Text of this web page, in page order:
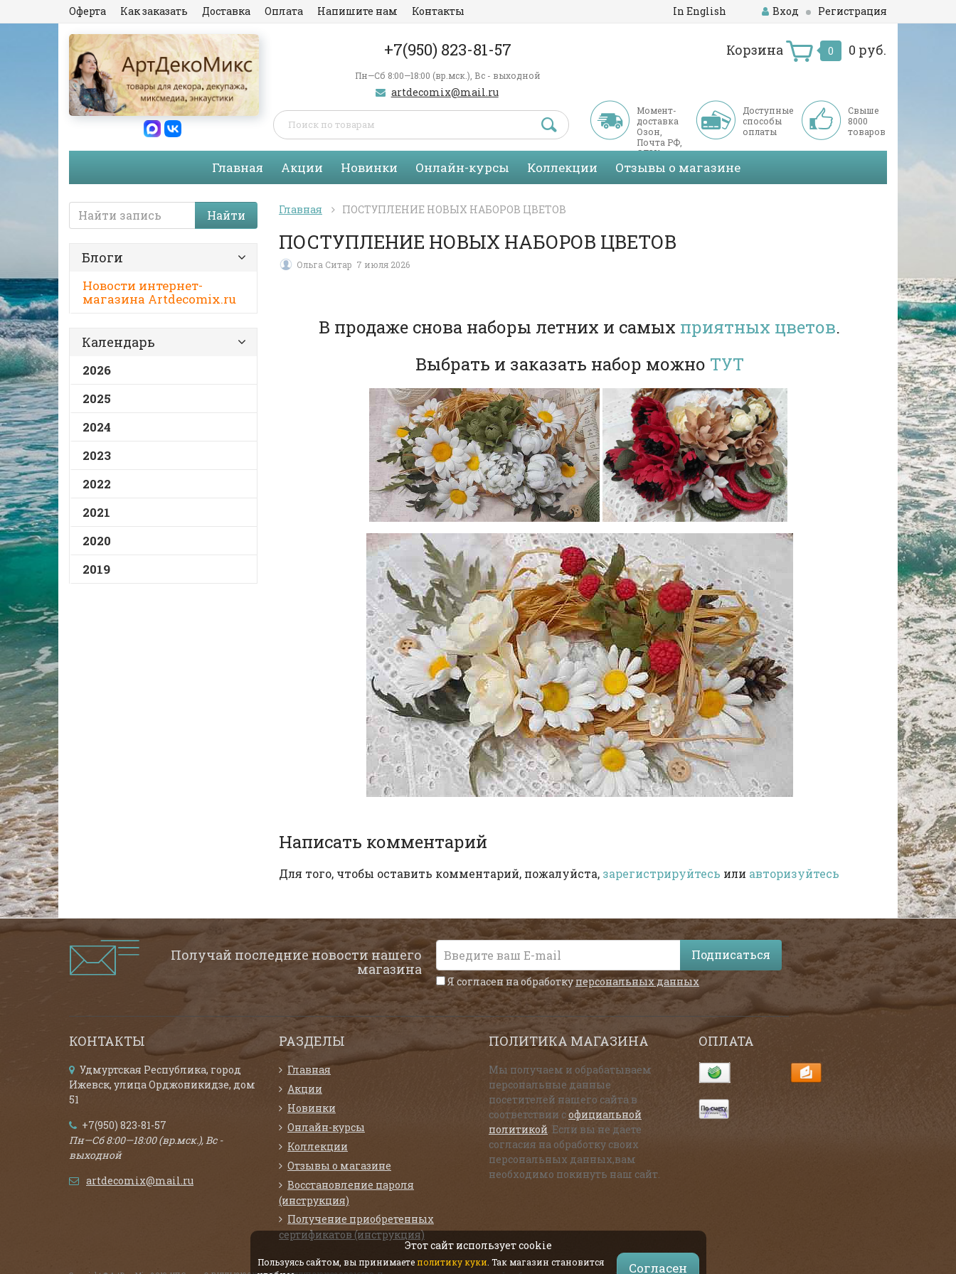
Оферта Как заказать Доставка Оплата Напишите нам Контакты In English Вход Регистрация
+7(950) 823-81-57
Пн—Сб 8:00—18:00 (вр.мск.), Вс - выходной
artdecomix@mail.ru
Корзина 0 0 руб.
Момент-
доставка
Озон,
Почта РФ,
СДЭК
Доступные
способы
оплаты
Свыше
8000
товаров
Главная Акции Новинки Онлайн-курсы Коллекции Отзывы о магазине
Найти
Блоги
Новости интернет-
магазина Artdecomix.ru
Календарь
2026
2025
2024
2023
2022
2021
2020
2019
Главная ПОСТУПЛЕНИЕ НОВЫХ НАБОРОВ ЦВЕТОВ
ПОСТУПЛЕНИЕ НОВЫХ НАБОРОВ ЦВЕТОВ
Ольга Ситар 7 июля 2026
В продаже снова наборы летних и самых приятных цветов.
Выбрать и заказать набор можно ТУТ
Написать комментарий
Для того, чтобы оставить комментарий, пожалуйста, зарегистрируйтесь или авторизуйтесь
Получай последние новости нашего
магазина
Подписаться
Я согласен на обработкуперсональных данных
КОНТАКТЫ
Удмуртская Республика, город
Ижевск, улица Орджоникидзе, дом
51
+7(950) 823-81-57
Пн—Сб 8:00—18:00 (вр.мск.), Вс -
выходной
artdecomix@mail.ru
РАЗДЕЛЫ
Главная
Акции
Новинки
Онлайн-курсы
Коллекции
Отзывы о магазине
Восстановление пароля
(инструкция)
Получение приобретенных
сертификатов (инструкция)
ПОЛИТИКА МАГАЗИНА
Мы получаем и обрабатываем
персональные данные
посетителей нашего сайта в
соответствии софициальной
политикой. Если вы не даете
согласия на обработку своих
персональных данных,вам
необходимо покинуть наш сайт.
ОПЛАТА
Этот сайт использует cookie
Пользуясь сайтом, вы принимаетеполитику куки . Так магазин становится
Согласен